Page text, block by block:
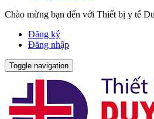
Chào mừng bạn đến với Thiết bị y tế
Đăng ký
Đăng nhập
Toggle navigation